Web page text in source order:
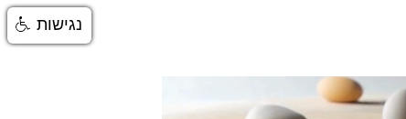
נגישות